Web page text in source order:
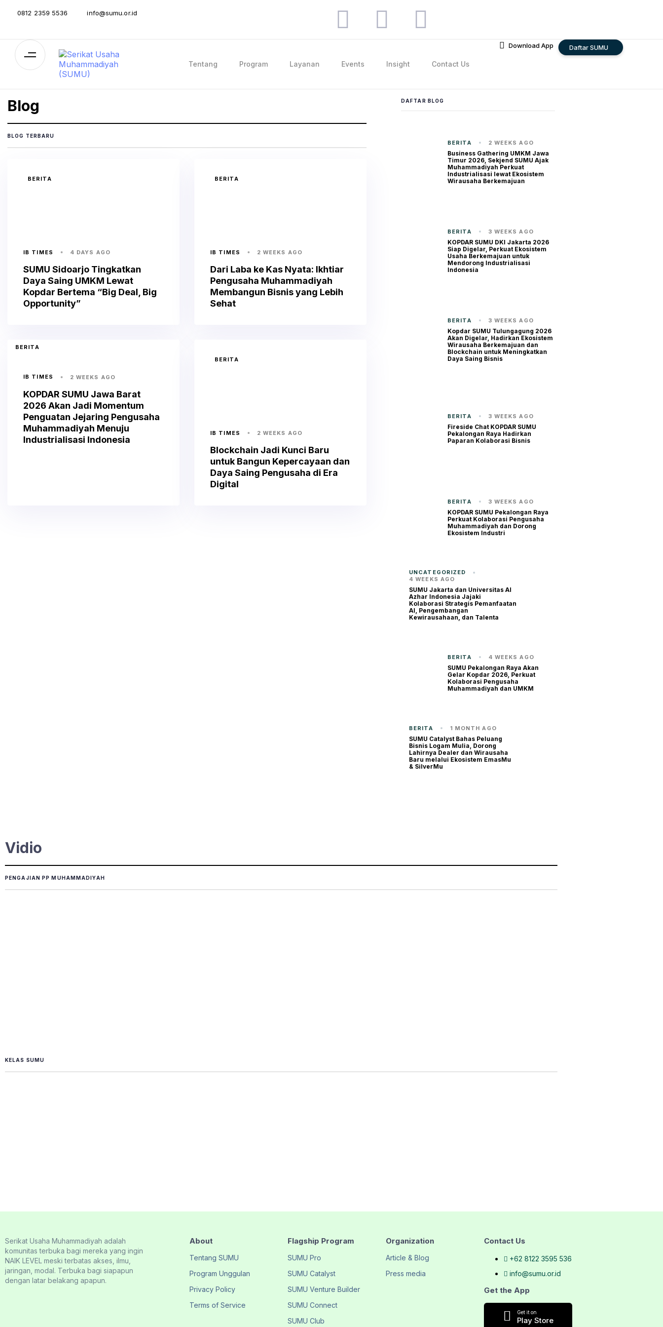
0812 2359 5536 info@sumu.or.id
Tentang Program Layanan Events Insight Contact Us
Download App Daftar SUMU
Blog
BLOG TERBARU
BERITA
IB TIMES 4 DAYS AGO
SUMU Sidoarjo Tingkatkan
Daya Saing UMKM Lewat
Kopdar Bertema “Big Deal, Big
Opportunity”
BERITA
IB TIMES 2 WEEKS AGO
Dari Laba ke Kas Nyata: Ikhtiar
Pengusaha Muhammadiyah
Membangun Bisnis yang Lebih
Sehat
BERITA
IB TIMES 2 WEEKS AGO
KOPDAR SUMU Jawa Barat
2026 Akan Jadi Momentum
Penguatan Jejaring Pengusaha
Muhammadiyah Menuju
Industrialisasi Indonesia
BERITA
IB TIMES 2 WEEKS AGO
Blockchain Jadi Kunci Baru
untuk Bangun Kepercayaan dan
Daya Saing Pengusaha di Era
Digital
DAFTAR BLOG
BERITA 2 WEEKS AGO
Business Gathering UMKM Jawa
Timur 2026, Sekjend SUMU Ajak
Muhammadiyah Perkuat
Industrialisasi lewat Ekosistem
Wirausaha Berkemajuan
BERITA 3 WEEKS AGO
KOPDAR SUMU DKI Jakarta 2026
Siap Digelar, Perkuat Ekosistem
Usaha Berkemajuan untuk
Mendorong Industrialisasi
Indonesia
BERITA 3 WEEKS AGO
Kopdar SUMU Tulungagung 2026
Akan Digelar, Hadirkan Ekosistem
Wirausaha Berkemajuan dan
Blockchain untuk Meningkatkan
Daya Saing Bisnis
BERITA 3 WEEKS AGO
Fireside Chat KOPDAR SUMU
Pekalongan Raya Hadirkan
Paparan Kolaborasi Bisnis
BERITA 3 WEEKS AGO
KOPDAR SUMU Pekalongan Raya
Perkuat Kolaborasi Pengusaha
Muhammadiyah dan Dorong
Ekosistem Industri
UNCATEGORIZED
4 WEEKS AGO
SUMU Jakarta dan Universitas Al
Azhar Indonesia Jajaki
Kolaborasi Strategis Pemanfaatan
AI, Pengembangan
Kewirausahaan, dan Talenta
BERITA 4 WEEKS AGO
SUMU Pekalongan Raya Akan
Gelar Kopdar 2026, Perkuat
Kolaborasi Pengusaha
Muhammadiyah dan UMKM
BERITA 1 MONTH AGO
SUMU Catalyst Bahas Peluang
Bisnis Logam Mulia, Dorong
Lahirnya Dealer dan Wirausaha
Baru melalui Ekosistem EmasMu
& SilverMu
Vidio
PENGAJIAN PP MUHAMMADIYAH
KELAS SUMU
Serikat Usaha Muhammadiyah adalah
komunitas terbuka bagi mereka yang ingin
NAIK LEVEL meski terbatas akses, ilmu,
jaringan, modal. Terbuka bagi siapapun
dengan latar belakang apapun.
About
Tentang SUMU
Program Unggulan
Privacy Policy
Terms of Service
Flagship Program
SUMU Pro
SUMU Catalyst
SUMU Venture Builder
SUMU Connect
SUMU Club
Organization
Article & Blog
Press media
Contact Us
+62 8122 3595 536
info@sumu.or.id
Get the App
Get it on
Play Store